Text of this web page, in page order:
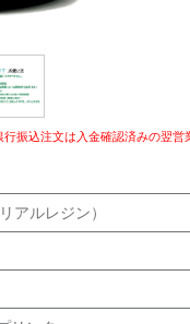
振込注文は入金確認済みの翌営
アルレジン）